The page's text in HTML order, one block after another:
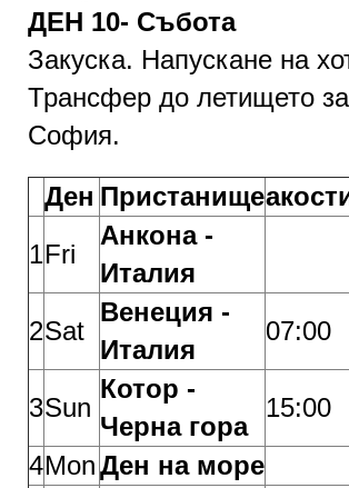
ДЕН 10- Събота
Закуска. Напускане на
Трансфер до летището
София.
Ден Пристанище
1Fri
Анкона -
Италия
2Sat
Венеция -
Италия
07:00
3Sun
Котор -
Черна гора
15:00
4MonДен на море